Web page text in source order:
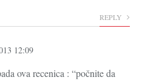
REPLY
12:09
ova recenica : “počnite da